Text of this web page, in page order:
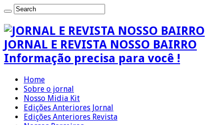
JORNAL E REVISTA NOSSO BAIRRO
Informação precisa para você !
Home
Sobre o jornal
Nosso Midia Kit
Edições Anteriores Jornal
Edições Anteriores Revista